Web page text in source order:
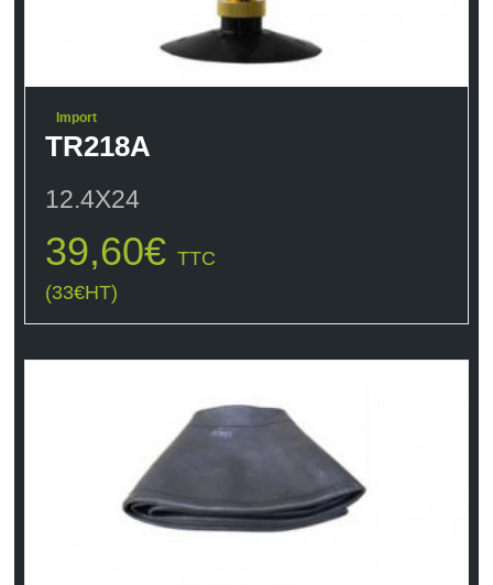
Import
TR218A
12.4X24
39,60€ TTC
(33€HT)